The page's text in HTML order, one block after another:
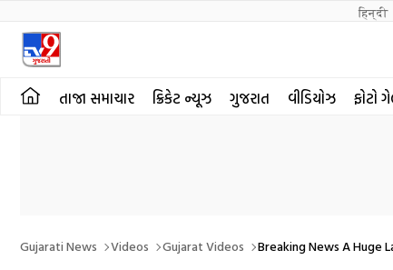
हिन्दी
તાજા સમાચાર ક્રિકેટ ન્યૂઝ ગુજરાત વીડિયોઝ ફોટો
Gujarati News Videos Gujarat Videos Breaking News A Huge